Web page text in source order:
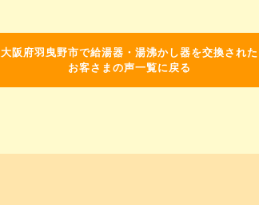
大阪府羽曳野市で給湯器・湯沸かし器を交換された
お客さまの声一覧に戻る